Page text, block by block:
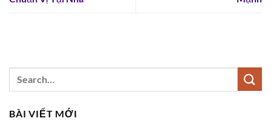
BÀI VIẾT MỚI